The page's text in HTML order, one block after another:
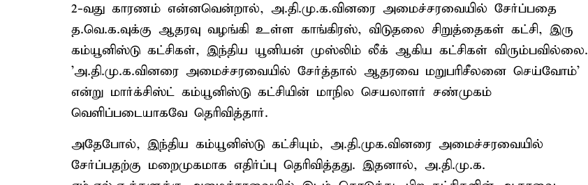
2-வது காரணம் என்னவென்றால், அ.தி.மு.க.வினரை அமைச்சரவையில் சேர்ப்பதை
த.வெ.க.வுக்கு ஆதரவு வழங்கி உள்ள காங்கிரஸ், விடுதலை சிறுத்தைகள் கட்சி, இரு
கம்யூனிஸ்டு கட்சிகள், இந்திய யூனியன் முஸ்லிம் லீக் ஆகிய கட்சிகள் விரும்பவில்லை.
'அ.தி.மு.க.வினரை அமைச்சரவையில் சேர்த்தால் ஆதரவை மறுபரிசீலனை செய்வோம்'
என்று மார்க்சிஸ்ட் கம்யூனிஸ்டு கட்சியின் மாநில செயலாளர் சண்முகம்
வெளிப்படையாகவே தெரிவித்தார்.
அதேபோல், இந்திய கம்யூனிஸ்டு கட்சியும், அ.தி.முக.வினரை அமைச்சரவையில்
சேர்ப்பதற்கு மறைமுகமாக எதிர்ப்பு தெரிவித்தது. இதனால், அ.தி.மு.க.